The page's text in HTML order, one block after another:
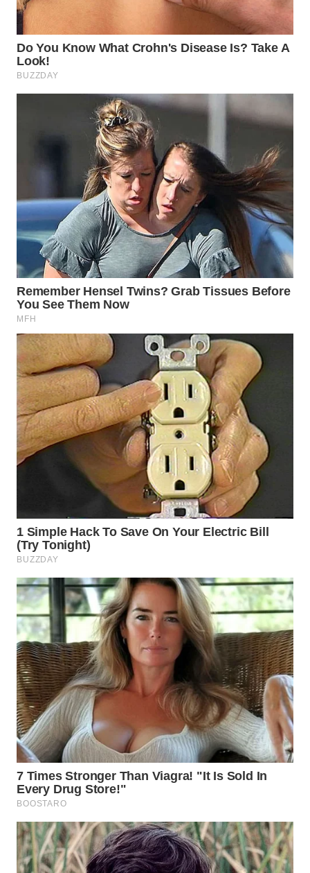
KARO
WN
SIMALUNGUN
WN
TAPANULI
TENGAH
WN DELI
SERDANG
WN
TEBING
WN
PAKPAK
WN
KARAWANG
WN
BOGOR
DEPOK
WN
TAPANULI
UTARA
WN
SAMOSIR
WN
PADANG
LAWAS
WN
SUMEDANG
WN